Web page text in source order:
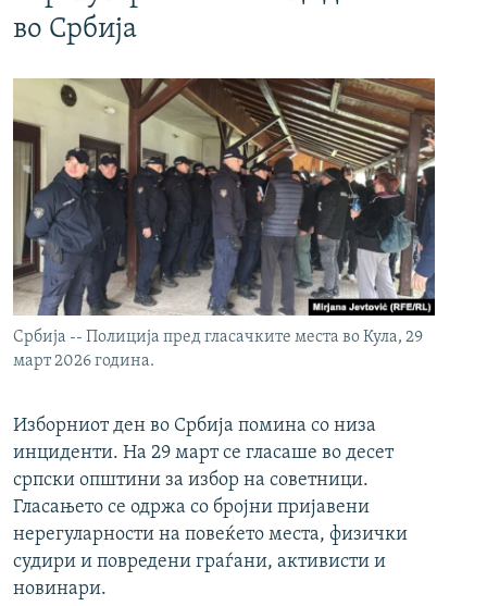
во Србија
Србија -- Полиција пред гласачките места во Кула, 29
март 2026 година.
Изборниот ден во Србија помина со низа
инциденти. На 29 март се гласаше во десет
српски општини за избор на советници.
Гласањето се одржа со бројни пријавени
нерегуларности на повеќето места, физички
судири и повредени граѓани, активисти и
новинари.